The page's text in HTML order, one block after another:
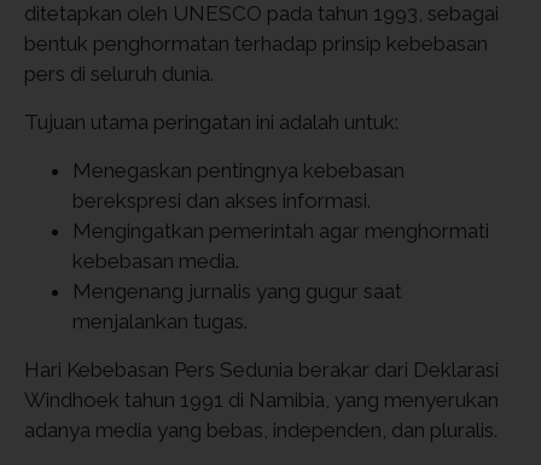
ditetapkan oleh UNESCO pada tahun 1993, sebagai
bentuk penghormatan terhadap prinsip kebebasan
pers di seluruh dunia.
Tujuan utama peringatan ini adalah untuk:
Menegaskan pentingnya kebebasan
berekspresi dan akses informasi.
Mengingatkan pemerintah agar menghormati
kebebasan media.
Mengenang jurnalis yang gugur saat
menjalankan tugas.
Hari Kebebasan Pers Sedunia berakar dari Deklarasi
Windhoek tahun 1991 di Namibia, yang menyerukan
adanya media yang bebas, independen, dan pluralis.